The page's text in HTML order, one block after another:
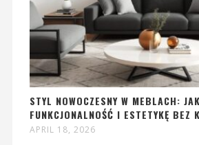
STYL NOWOCZESNY W MEBLACH:
FUNKCJONALNOŚĆ I ESTETYKĘ BEZ
APRIL 18, 2026